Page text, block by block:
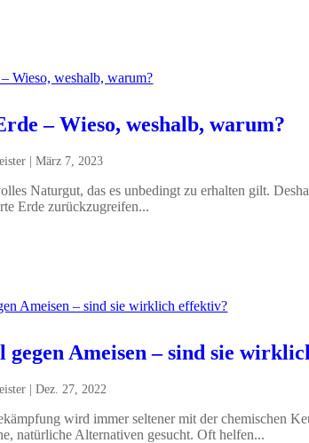
– Wieso, weshalb, warum?
|März 7, 2023
Naturgut, das es unbedingt zu erhalten gilt.
Erde zurückzugreifen...
gegen Ameisen – sind sie
|Dez. 27, 2022
wird immer seltener mit der chemischen
natürliche Alternativen gesucht. Oft helfen...